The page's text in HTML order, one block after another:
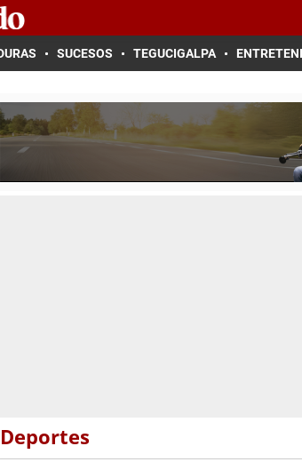
SUCESOS TEGUCIGALPA
Deportes